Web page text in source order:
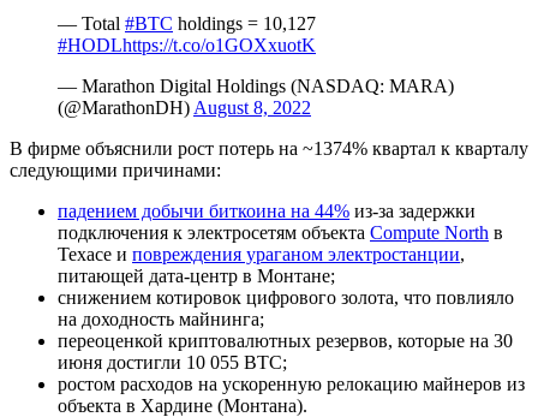
— Total #BTC holdings = 10,127
#HODLhttps://t.co/o1GOXxuotK
— Marathon Digital Holdings (NASDAQ: MARA)
(@MarathonDH) August 8, 2022
В фирме объяснили рост потерь на ~1374% квартал к кварталу
следующими причинами:
падением добычи биткоина на 44% из-за задержки
подключения к электросетям объекта Compute North в
Техасе и повреждения ураганом электростанции,
питающей дата-центр в Монтане;
снижением котировок цифрового золота, что повлияло
на доходность майнинга;
переоценкой криптовалютных резервов, которые на 30
июня достигли 10 055 BTC;
ростом расходов на ускоренную релокацию майнеров из
объекта в Хардине (Монтана).